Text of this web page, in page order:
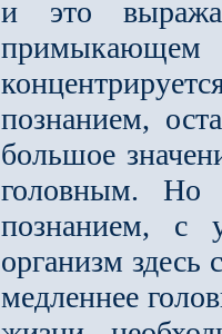
и это
примыкающем
познанием,
большое
головным. Но
познанием, с
организм
медленнее